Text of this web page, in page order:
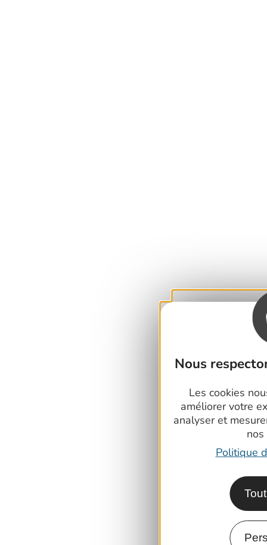
Nous
Les cookies
améliorer votre
analyser et
nos
Politique